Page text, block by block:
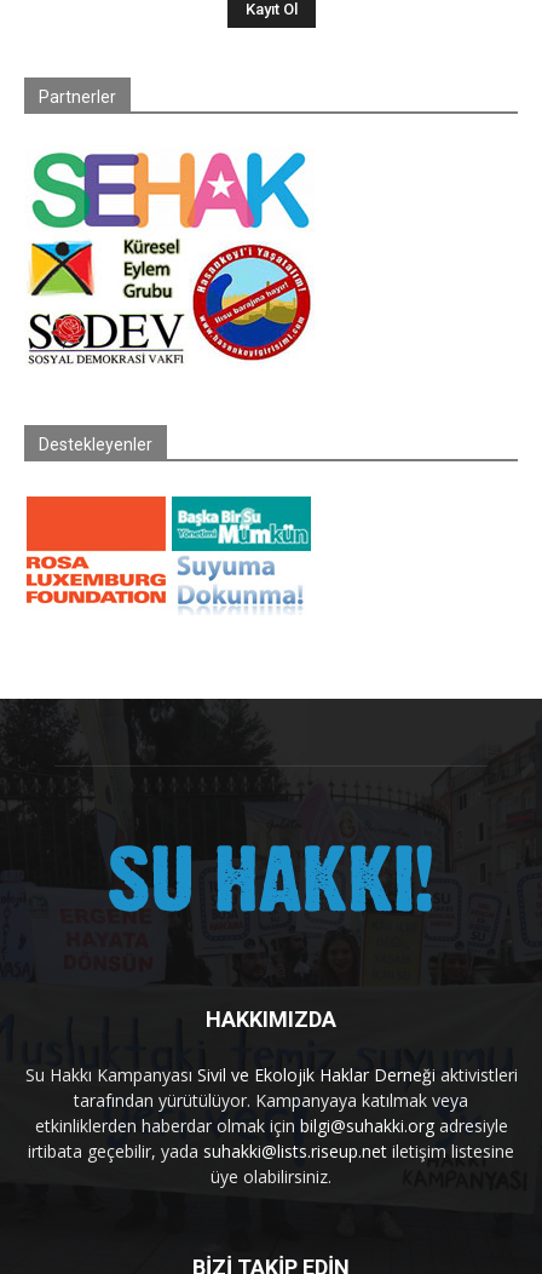
Partnerler
Destekleyenler
HAKKIMIZDA
Su Hakkı Kampanyası Sivil ve Ekolojik Haklar Derneği aktivistleri
tarafından yürütülüyor. Kampanyaya katılmak veya
etkinliklerden haberdar olmak için bilgi@suhakki.orgadresiyle
irtibata geçebilir, yada suhakki@lists.riseup.net iletişim listesine
üye olabilirsiniz.
BİZİ TAKİP EDİN